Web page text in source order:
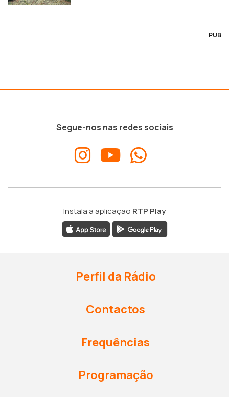
PUB
Segue-nos nas redes sociais
Instala a aplicação RTP Play
Perfil da Rádio
Contactos
Frequências
Programação